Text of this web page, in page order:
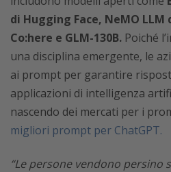
di Hugging Face, NeMO
Co:here e GLM-130B. Poiché
una disciplina emergente, le
ai prompt per garantire
applicazioni di intelligenza
nascendo dei mercati per i
migliori prompt per ChatGPT.
“Le persone vendono persino